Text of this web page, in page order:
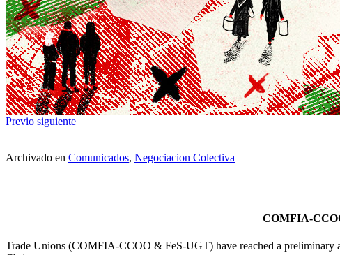
Previo siguiente
Archivado en Comunicados, Negociacion Colectiva
COMFIA-
Trade Unions (COMFIA-CCOO & FeS-UGT) have reached a preliminary